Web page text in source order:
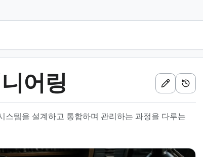
어링
스템을 설계하고 통합하며 관리하는 과정을 다루는